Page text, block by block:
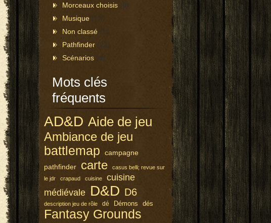
Morceaux choisis (9)
Musique (17)
Non classé (1)
Pathfinder (21)
Scénarios (4)
Mots clés
fréquents
AD&D Aide de jeu
Ambiance de jeu
battlemap
campagne
pathfinder
carte
casus belli; revue sur
le jdr
crapaud cuisine
cuisine
médiévale D&D D6
description jeu de rôle dé Démons dés
Fantasy Grounds